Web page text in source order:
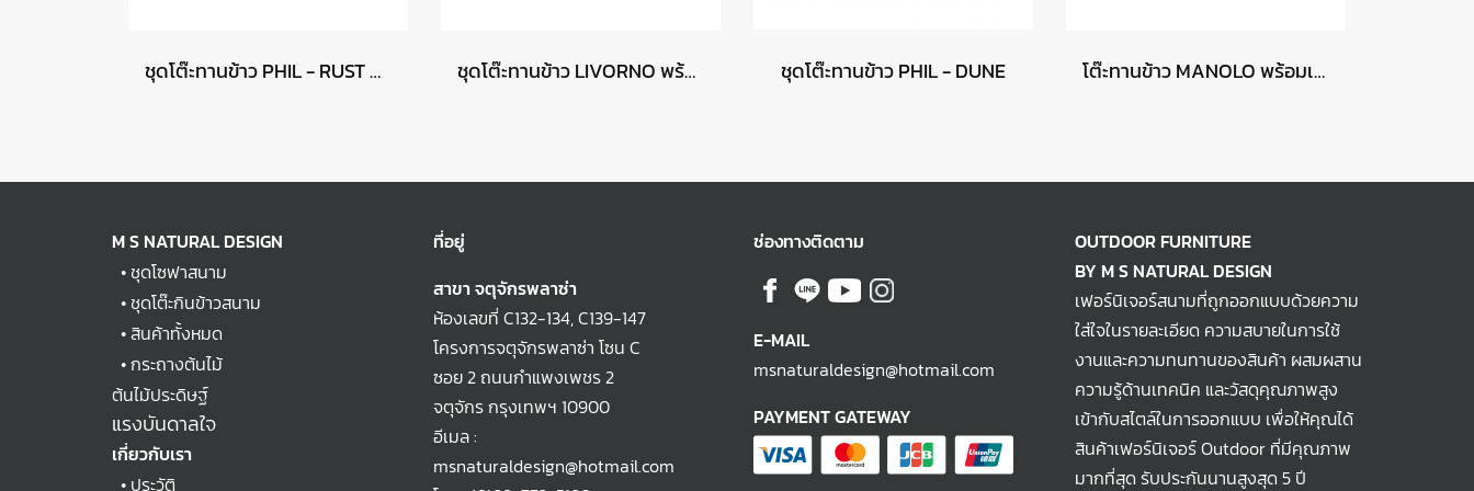
ชุดโต๊ะทานข้าว PHIL - RUST MAT ชุดโต๊ะทานข้าว LIVORNO พร้อมเก้าอี้ FORLI ชุดโต๊ะทานข้าว PHIL - DUNE โต๊ะทานข้าว MANOLO พร้อมเก้าอี้ BAROLO
M S NATURAL DESIGN
•ชุดโซฟาสนาม
•ชุดโต๊ะกินข้าวสนาม
•สินค้าทั้งหมด
•กระถางต้นไม้
ต้นไม้ประดิษฐ์
แรงบันดาลใจ
เกี่ยวกับเรา
• ประวัติ
ที่อยู่
สาขา จตุจักรพลาซ่า
ห้องเลขที่ C132-134, C139-147
โครงการจตุจักรพลาซ่า โซน C
ซอย 2 ถนนกำแพงเพชร 2
จตุจักร กรุงเทพฯ 10900
อีเมล :
msnaturaldesign@hotmail.com
ช่องทางติดตาม
E-MAIL
msnaturaldesign@hotmail.com
PAYMENT GATEWAY
OUTDOOR FURNITURE
BY M S NATURAL DESIGN
เฟอร์นิเจอร์สนามที่ถูกออกแบบด้วยความ
ใส่ใจในรายละเอียด ความสบายในการใช้
งานและความทนทานของสินค้า ผสมผสาน
ความรู้ด้านเทคนิค และวัสดุคุณภาพสูง
เข้ากับสไตล์ในการออกแบบ เพื่อให้คุณได้
สินค้าเฟอร์นิเจอร์ Outdoor ที่มีคุณภาพ
มากที่สุด รับประกันนานสูงสุด 5 ปี